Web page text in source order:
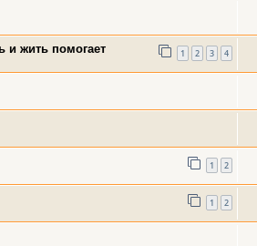
и жить помогает 1 2 3 4
1 2
1 2